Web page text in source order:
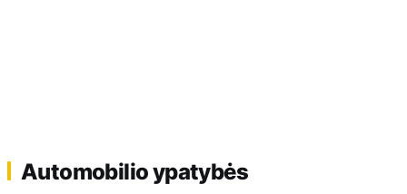
Automobilio ypatybės